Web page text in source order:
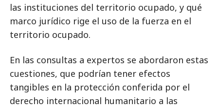
las instituciones del territorio ocupado, y qué
marco jurídico rige el uso de la fuerza en el
territorio ocupado.
En las consultas a expertos se abordaron estas
cuestiones, que podrían tener efectos
tangibles en la protección conferida por el
derecho internacional humanitario a las